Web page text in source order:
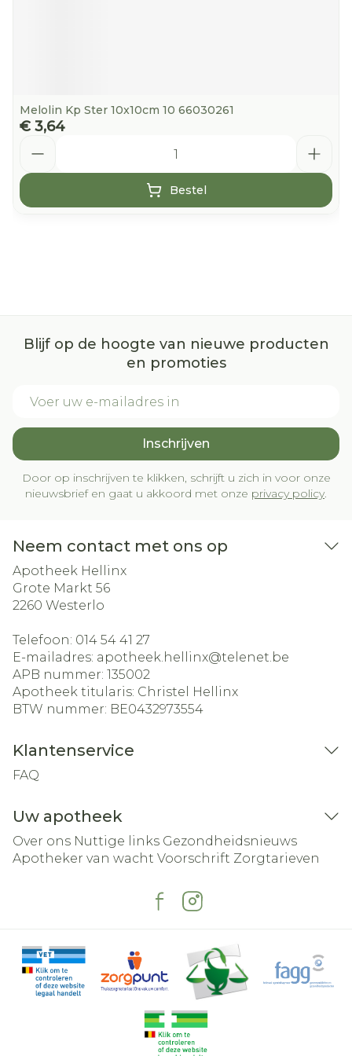
Melolin Kp Ster 10x10cm 10 66030261
€ 3,64
Bestel
Blijf op de hoogte van nieuwe producten
en promoties
Inschrijven
Door op inschrijven te klikken, schrijft u zich in voor onze
nieuwsbrief en gaat u akkoord met onze privacy policy.
Neem contact met ons op
Apotheek Hellinx
Grote Markt 56
2260 Westerlo
Telefoon: 014 54 41 27
E-mailadres: apotheek.hellinx@telenet.be
APB nummer: 135002
Apotheek titularis: Christel Hellinx
BTW nummer: BE0432973554
Klantenservice
FAQ
Uw apotheek
Over ons Nuttige links Gezondheidsnieuws
Apotheker van wacht Voorschrift Zorgtarieven